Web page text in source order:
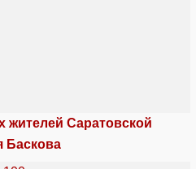
жителей Саратовской
Баскова